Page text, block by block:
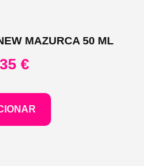
MAZURCA 50 ML
€